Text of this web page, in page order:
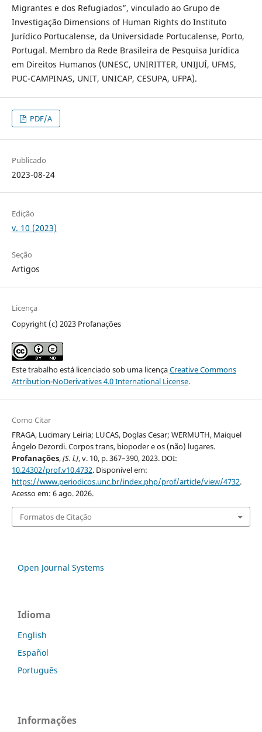
Migrantes e dos Refugiados”, vinculado ao Grupo de
Investigação Dimensions of Human Rights do Instituto
Jurídico Portucalense, da Universidade Portucalense, Porto,
Portugal. Membro da Rede Brasileira de Pesquisa Jurídica
em Direitos Humanos (UNESC, UNIRITTER, UNIJUÍ, UFMS,
PUC-CAMPINAS, UNIT, UNICAP, CESUPA, UFPA).
PDF/A
Publicado
2023-08-24
Edição
v. 10 (2023)
Seção
Artigos
Licença
Copyright (c) 2023 Profanações
Este trabalho está licenciado sob uma licençaCreative Commons
Attribution-NoDerivatives 4.0 International License.
Como Citar
FRAGA, Lucimary Leiria; LUCAS, Doglas Cesar; WERMUTH, Maiquel
Ângelo Dezordi. Corpos trans, biopoder e os (não) lugares.
Profanações,[S. l.], v. 10, p. 367–390, 2023. DOI:
10.24302/prof.v10.4732. Disponível em:
https://www.periodicos.unc.br/index.php/prof/article/view/4732.
Acesso em: 6 ago. 2026.
Formatos de Citação
Open Journal Systems
Idioma
English
Español
Português
Informações